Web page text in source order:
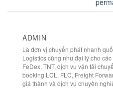
ADMIN
Là đơn vị chuyển phát nhanh
Logistics cũng như đại lý cho
FeDex, TNT, dịch vụ vận tải
booking LCL, FLC, Freight
giá thành và dịch vụ chuyên